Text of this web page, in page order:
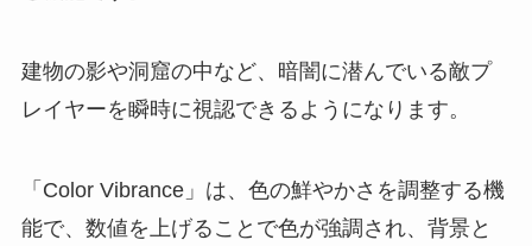
建物の影や洞窟の中など、暗闇に潜んでいる敵プ
レイヤーを瞬時に視認できるようになります。
「Color Vibrance」は、色の鮮やかさを調整する機
能で、数値を上げることで色が強調され、背景と